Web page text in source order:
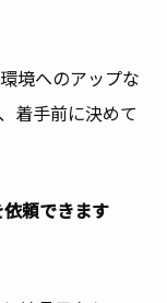
境へのアップな
着手前に決めて
頼できます